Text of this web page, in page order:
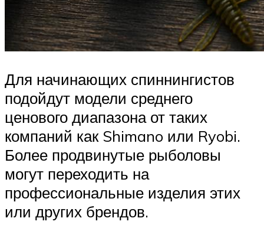
Для начинающих спиннингистов
подойдут модели среднего
ценового диапазона от таких
компаний как Shimano или Ryobi.
Более продвинутые рыболовы
могут переходить на
профессиональные изделия этих
или других брендов.